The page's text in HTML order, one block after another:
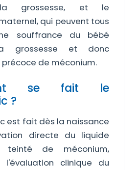
grossesse, et le
qui peuvent tous
souffrance du bébé
grossesse et donc
de méconium.
se fait le
?
est fait dès la naissance
directe du liquide
teinté de méconium,
l'évaluation clinique du